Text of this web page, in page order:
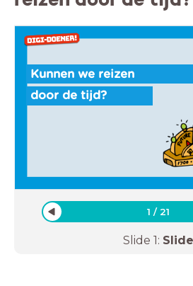
Kunnen we reizen
door de tijd?
1 /21
Slide 1: Slide